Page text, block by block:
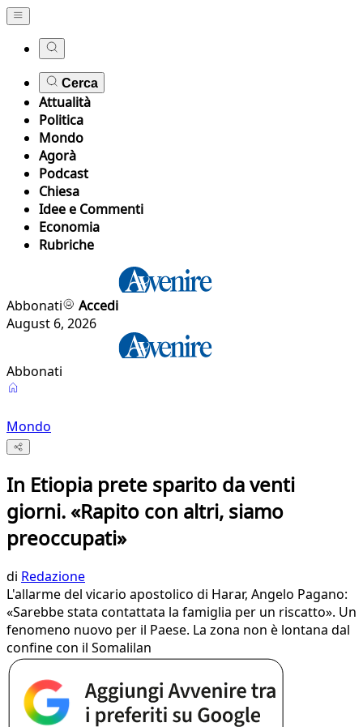
Cerca
Attualità
Politica
Mondo
Agorà
Podcast
Chiesa
Idee e Commenti
Economia
Rubriche
Abbonati
Accedi
August 6, 2026
Abbonati
Mondo
In Etiopia prete sparito da venti
giorni. «Rapito con altri, siamo
preoccupati»
di Redazione
L'allarme del vicario apostolico di Harar, Angelo Pagano:
«Sarebbe stata contattata la famiglia per un riscatto». Un
fenomeno nuovo per il Paese. La zona non è lontana dal
confine con il Somalilan